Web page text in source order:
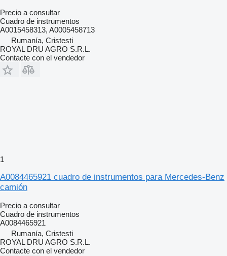
Precio a consultar
Cuadro de instrumentos
A0015458313, A0005458713
Rumanía, Cristesti
ROYAL DRU AGRO S.R.L.
Contacte con el vendedor
1
A0084465921 cuadro de instrumentos para Mercedes-Benz
camión
Precio a consultar
Cuadro de instrumentos
A0084465921
Rumanía, Cristesti
ROYAL DRU AGRO S.R.L.
Contacte con el vendedor